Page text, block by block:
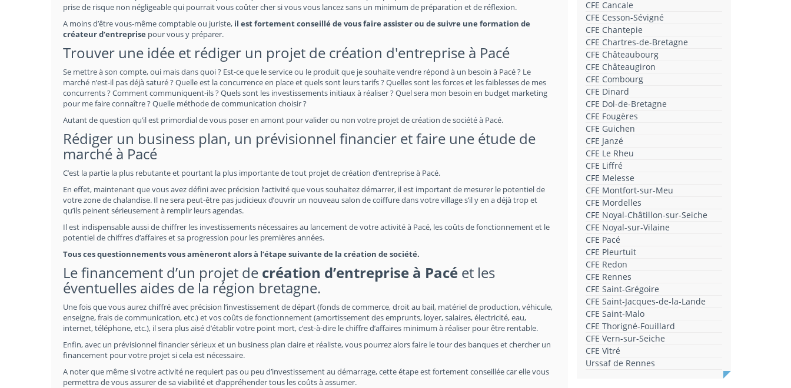
prise de risque non négligeable qui pourrait vous coûter cher si vous vous lancez sans un minimum de préparation et de réflexion.
A moins d’être vous-même comptable ou juriste, il est fortement conseillé de vous faire assister ou de suivre une formation de
créateur d’entreprise pour vous y préparer.
Trouver une idée et rédiger un projet de création d'entreprise à Pacé
Se mettre à son compte, oui mais dans quoi ? Est-ce que le service ou le produit que je souhaite vendre répond à un besoin à Pacé ? Le
marché n’est-il pas déjà saturé ? Quelle est la concurrence en place et quels sont leurs tarifs ? Quelles sont les forces et les faiblesses de mes
concurrents ? Comment communiquent-ils ? Quels sont les investissements initiaux à réaliser ? Quel sera mon besoin en budget marketing
pour me faire connaître ? Quelle méthode de communication choisir ?
Autant de question qu’il est primordial de vous poser en amont pour valider ou non votre projet de création de société à Pacé.
Rédiger un business plan, un prévisionnel financier et faire une étude de
marché à Pacé
C’est la partie la plus rebutante et pourtant la plus importante de tout projet de création d’entreprise à Pacé.
En effet, maintenant que vous avez défini avec précision l’activité que vous souhaitez démarrer, il est important de mesurer le potentiel de
votre zone de chalandise. Il ne sera peut-être pas judicieux d’ouvrir un nouveau salon de coiffure dans votre village s’il y en a déjà trop et
qu’ils peinent sérieusement à remplir leurs agendas.
Il est indispensable aussi de chiffrer les investissements nécessaires au lancement de votre activité à Pacé, les coûts de fonctionnement et le
potentiel de chiffres d’affaires et sa progression pour les premières années.
Tous ces questionnements vous amèneront alors à l’étape suivante de la création de société.
Le financement d’un projet de création d’entreprise à Pacé et les
éventuelles aides de la région bretagne.
Une fois que vous aurez chiffré avec précision l’investissement de départ (fonds de commerce, droit au bail, matériel de production, véhicule,
enseigne, frais de communication, etc.) et vos coûts de fonctionnement (amortissement des emprunts, loyer, salaires, électricité, eau,
internet, téléphone, etc.), il sera plus aisé d’établir votre point mort, c’est-à-dire le chiffre d’affaires minimum à réaliser pour être rentable.
Enfin, avec un prévisionnel financier sérieux et un business plan claire et réaliste, vous pourrez alors faire le tour des banques et chercher un
financement pour votre projet si cela est nécessaire.
A noter que même si votre activité ne requiert pas ou peu d’investissement au démarrage, cette étape est fortement conseillée car elle vous
permettra de vous assurer de sa viabilité et d’appréhender tous les coûts à assumer.
CFE Cancale
CFE Cesson-Sévigné
CFE Chantepie
CFE Chartres-de-Bretagne
CFE Châteaubourg
CFE Châteaugiron
CFE Combourg
CFE Dinard
CFE Dol-de-Bretagne
CFE Fougères
CFE Guichen
CFE Janzé
CFE Le Rheu
CFE Liffré
CFE Melesse
CFE Montfort-sur-Meu
CFE Mordelles
CFE Noyal-Châtillon-sur-Seiche
CFE Noyal-sur-Vilaine
CFE Pacé
CFE Pleurtuit
CFE Redon
CFE Rennes
CFE Saint-Grégoire
CFE Saint-Jacques-de-la-Lande
CFE Saint-Malo
CFE Thorigné-Fouillard
CFE Vern-sur-Seiche
CFE Vitré
Urssaf de Rennes